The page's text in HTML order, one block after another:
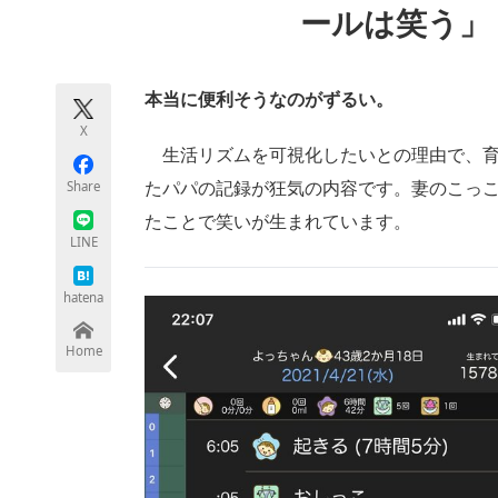
モノづくり技術者専門サイト エレクト
ールは笑う」
X
Share
LINE
hatena
Home
本当に便利そうなのがずるい。
生活リズムを可視化したいとの理由で、
たパパの記録が狂気の内容です。妻のこっ
たことで笑いが生まれています。